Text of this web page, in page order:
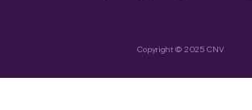
Copyright © 2025 CNV